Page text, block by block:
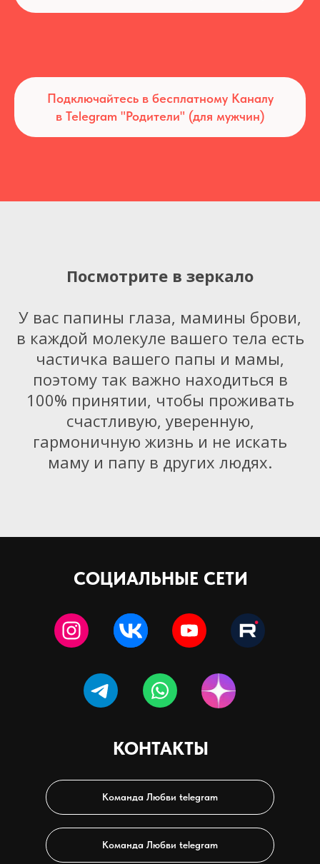
Подключайтесь в бесплатному Каналу
в Telegram "Родители" (для мужчин)
Посмотрите в зеркало
У вас папины глаза, мамины брови,
в каждой молекуле вашего тела есть
частичка вашего папы и мамы,
поэтому так важно находиться в
100% принятии, чтобы проживать
счастливую, уверенную,
гармоничную жизнь и не искать
маму и папу в других людях.
СОЦИАЛЬНЫЕ СЕТИ
КОНТАКТЫ
Команда Любви telegram
Команда Любви telegram